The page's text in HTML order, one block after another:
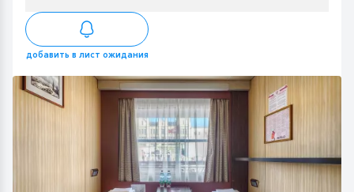
добавить в лист ожидания